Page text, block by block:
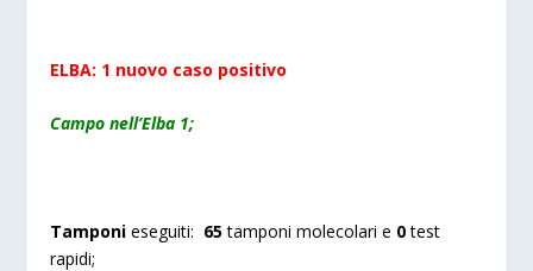
ELBA: 1 nuovo caso positivo
Campo nell’Elba 1;
Tamponi eseguiti: 65tamponi molecolari e 0test
rapidi;